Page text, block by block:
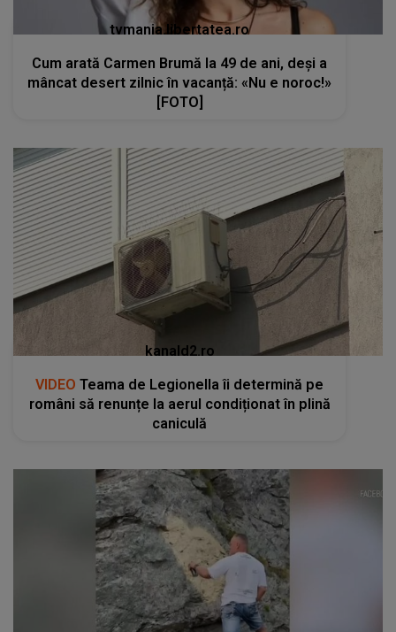
tvmania.libertatea.ro
Cum arată Carmen Brumă la 49 de ani, deși a
mâncat desert zilnic în vacanță: «Nu e noroc!»
[FOTO]
kanald2.ro
VIDEO Teama de Legionella îi determină pe
români să renunțe la aerul condiționat în plină
caniculă